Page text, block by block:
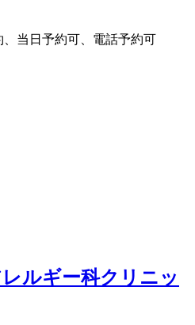
、当日予約可、電話予約可
ルギー科クリニッ